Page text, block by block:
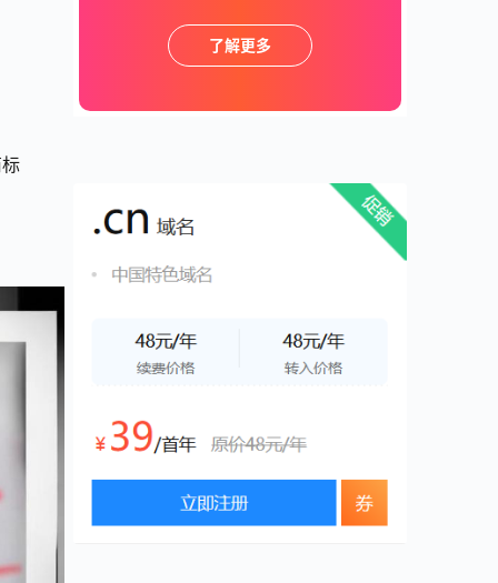
了解更多